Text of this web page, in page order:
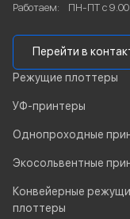
Режущие плоттеры
УФ-принтеры
Однопроходные
Экосольвентные
Конвейерные
плоттеры
Работаем: ПН-ПТ с 9.00
Перейти в